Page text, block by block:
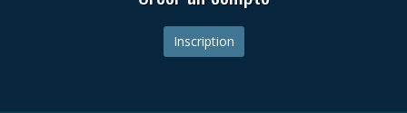
Inscription